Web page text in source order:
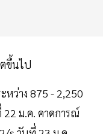
ขึ้นไป
หว่าง 875 - 2,250
22 ม.ค. คาดการณ์